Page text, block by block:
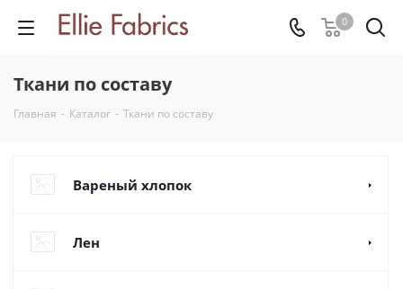
0
Ткани по составу
Главная - Каталог - Ткани по составу
Вареный хлопок
Лен